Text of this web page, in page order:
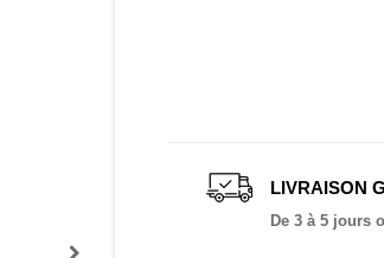
LIVRAISON
De 3 à 5 jours